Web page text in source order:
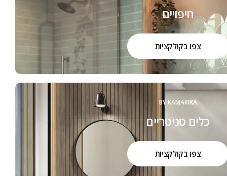
חיפויים
צפו בקולקציות
BY KAMARIKA
כלים סניטריים
צפו בקולקציות